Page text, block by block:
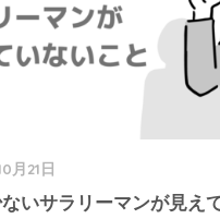
月21日
いサラリーマンが見え